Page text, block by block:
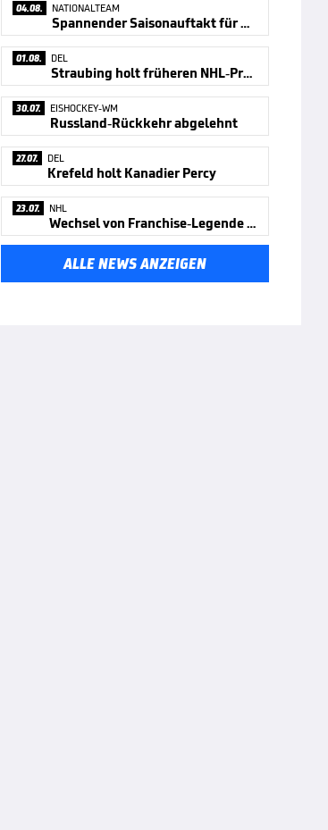
04.08. NATIONALTEAM
Spannender Saisonauftakt für DEB-Frauen
01.08. DEL
Straubing holt früheren NHL-Profi
30.07. EISHOCKEY-WM
Russland-Rückkehr abgelehnt
27.07. DEL
Krefeld holt Kanadier Percy
23.07. NHL
Wechsel von Franchise-Legende fix
ALLE NEWS ANZEIGEN